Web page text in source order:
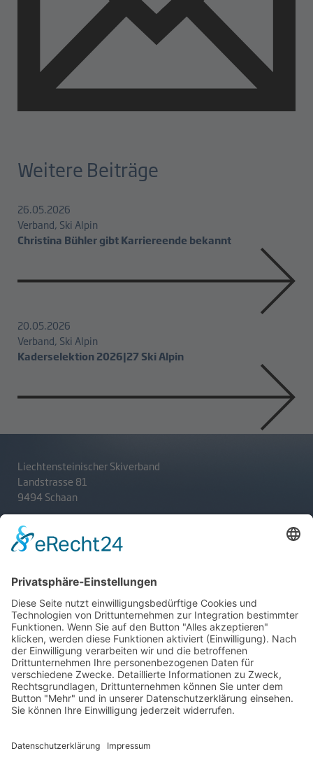
Weitere Beiträge
26.05.2026
Verband, Ski Alpin
Christina Bühler gibt Karriereende bekannt
20.05.2026
Verband, Ski Alpin
Kaderselektion 2026|27 Ski Alpin
Liechtensteinischer Skiverband
Landstrasse 81
9494 Schaan
T+423 233 36 30
admin@lsv.li
Ski Alpin
Ski Nordisch
Winter-Highlights
Aktuelles
Verband
Aktion Pro Ski
Selektionsrichtlinien
Kontakt
Impressum
Datenschutz
Internationale Verbände
FIS